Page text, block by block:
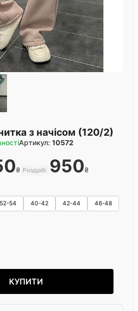
з начісом (120/2)
Артикул: 10572
₴ Роздріб: 950₴
52-54 40-42 42-44 46-48
КУПИТИ